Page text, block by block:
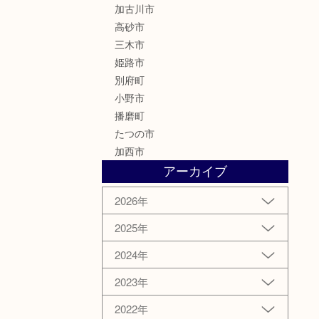
加古川市
高砂市
三木市
姫路市
別府町
小野市
播磨町
たつの市
加西市
アーカイブ
2026年
2025年
2024年
2023年
2022年